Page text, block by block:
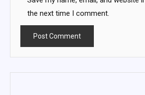
the next time I comment.